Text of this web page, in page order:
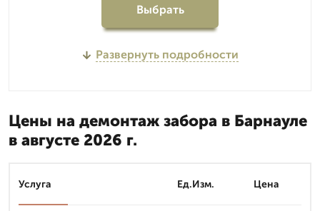
Выбрать
Развернуть подробности
Цены на демонтаж забора в Барнауле
в августе 2026 г.
Услуга Ед.Изм. Цена